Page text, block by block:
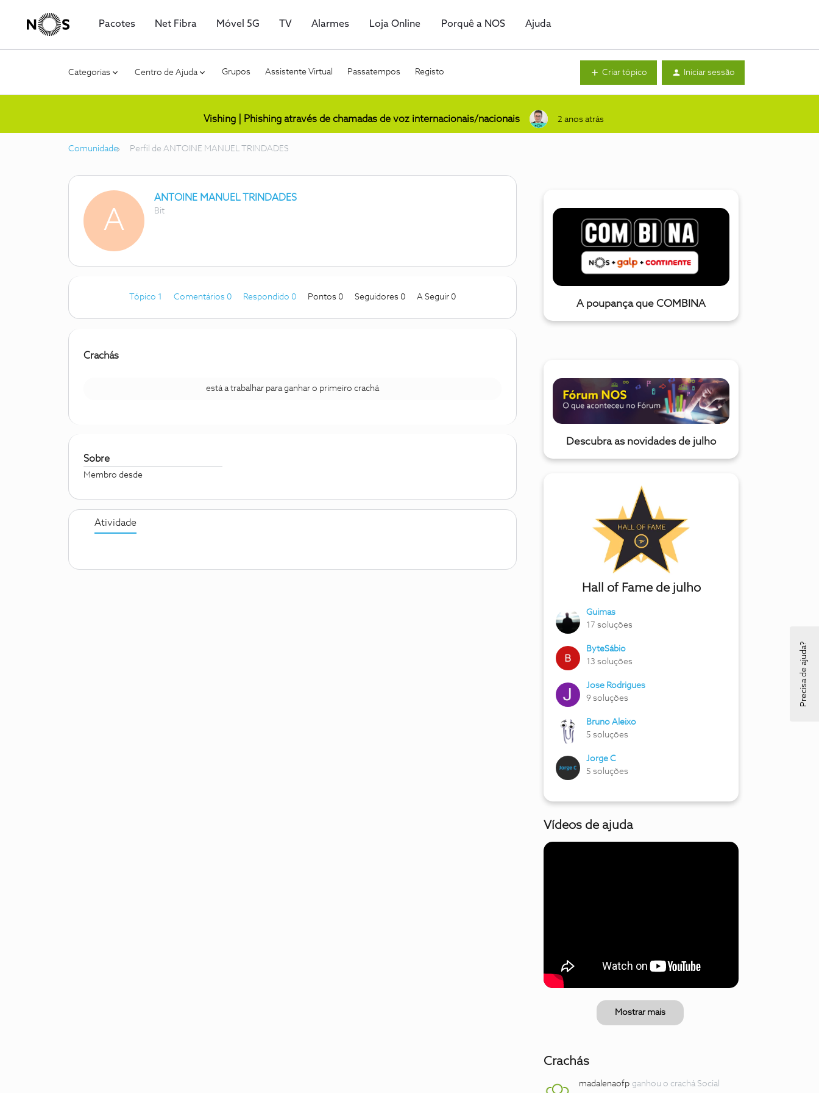
Pacotes Net Fibra Móvel 5G TV Alarmes Loja Online Porquê a NOS Ajuda
Categorias Centro de Ajuda Grupos Assistente Virtual Passatempos Registo Criar tópico Iniciar sessão
Vishing | Phishing através de chamadas de voz internacionais/nacionais 2 anos atrás
Comunidade Perfil de ANTOINE MANUEL TRINDADES
A
ANTOINE MANUEL TRINDADES
Bit
Tópico 1 Comentários 0 Respondido 0 Pontos 0 Seguidores 0 A Seguir 0
Crachás
está a trabalhar para ganhar o primeiro crachá
Sobre
Membro desde
Atividade
A poupança que COMBINA
Descubra as novidades de julho
Hall of Fame de julho
Guimas
17 soluções
ByteSábio
13 soluções
Jose Rodrigues
9 soluções
Bruno Aleixo
5 soluções
Jorge C
5 soluções
Vídeos de ajuda
Mostrar mais
Crachás
madalenaofp ganhou o crachá Social
Precisa de ajuda?